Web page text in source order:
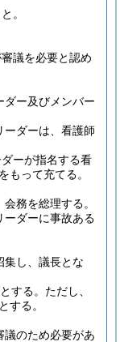
。
議を必要と認め
ダー及びメンバー
ーダーは、看護師
ーが指名する看
もって充てる。
務を総理する。
ーダーに事故ある
集し、議長とな
する。 ただし、
する。
議のため必要があ